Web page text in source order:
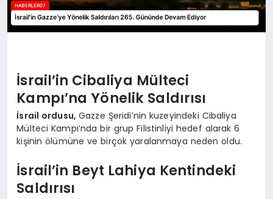
İsrail’in Cibaliya Mülteci
Kampı’na Yönelik Saldırısı
İsrail ordusu, Gazze Şeridi’nin kuzeyindeki Cibaliya
Mülteci Kampı’nda bir grup Filistinliyi hedef alarak 6
kişinin ölümüne ve birçok yaralanmaya neden oldu.
İsrail’in Beyt Lahiya Kentindeki
Saldırısı